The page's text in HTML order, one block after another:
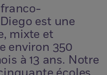
franco-
est une
mixte et
environ 350
à 13 ans. Notre